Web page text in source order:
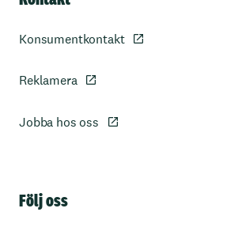
Konsumentkontakt
Reklamera
Jobba hos oss
Följ oss